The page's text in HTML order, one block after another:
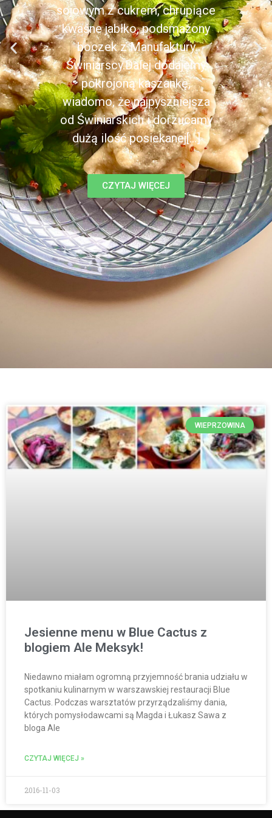
sojowym z cukrem, chrupiące
kwaśne jabłko, podsmażony
boczek z Manufaktury
Świniarscy.Dalej dodajemy
pokrojoną kaszankę,
wiadomo, że najpyszniejsza
od Świniarskich i dorzucamy
dużą ilość posiekanej[...]
CZYTAJ WIĘCEJ
WIEPRZOWINA
Jesienne menu w Blue Cactus z
blogiem Ale Meksyk!
Niedawno miałam ogromną przyjemność brania udziału w
spotkaniu kulinarnym w warszawskiej restauracji Blue
Cactus. Podczas warsztatów przyrządzaliśmy dania,
których pomysłodawcami są Magda i Łukasz Sawa z
bloga Ale
CZYTAJ WIĘCEJ »
2016-11-03